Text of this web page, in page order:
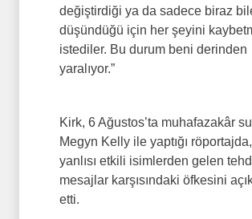
değiştirdiği ya da sadece biraz
düşündüğü için her şeyini
istediler. Bu durum beni derinden
yaralıyor.”
Kirk, 6 Ağustos’ta muhafazakâr
Megyn Kelly ile yaptığı
yanlısı etkili isimlerden gelen
mesajlar karşısındaki öfkesini
etti.